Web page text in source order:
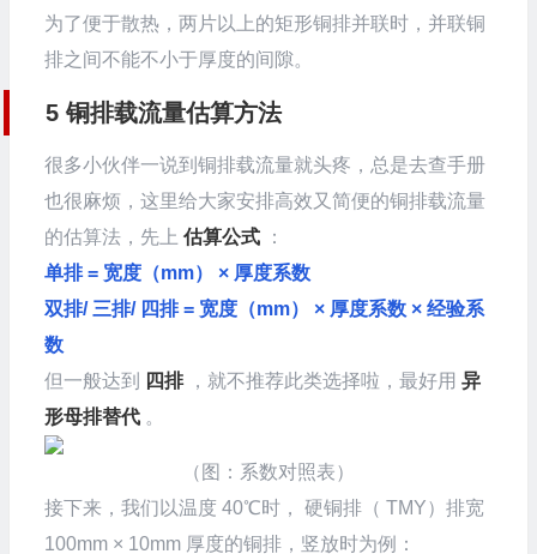
为了便于散热，两片以上的矩形铜排并联时，并联铜
排之间不能不小于厚度的间隙。
5 铜排载流量估算方法
很多小伙伴一说到铜排载流量就头疼，总是去查手册
也很麻烦，这里给大家安排高效又简便的铜排载流量
的估算法，先上 估算公式
：
单排 = 宽度（mm） × 厚度系数
双排/ 三排/ 四排 = 宽度（mm） × 厚度系数 × 经验系
数
但一般达到
四排 ，就不推荐此类选择啦，最好用 异
形母排替代 。
（图：系数对照表）
接下来，我们以温度 40℃时， 硬铜排（ TMY）排宽
100mm × 10mm 厚度的铜排，竖放时为例：